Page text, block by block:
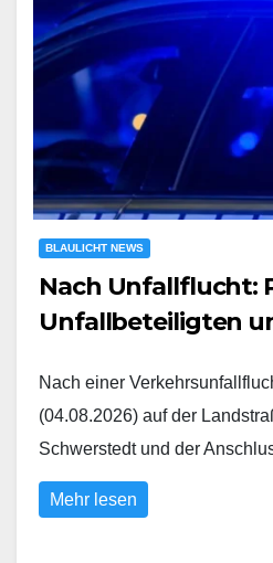
BLAULICHT NEWS
Nach Unfallflucht:
Unfallbeteiligten
Nach einer
(04.08.2026) auf der
Schwerstedt und der
Mehr lesen